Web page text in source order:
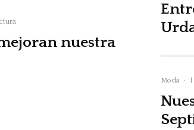
nuestra
Moda ·